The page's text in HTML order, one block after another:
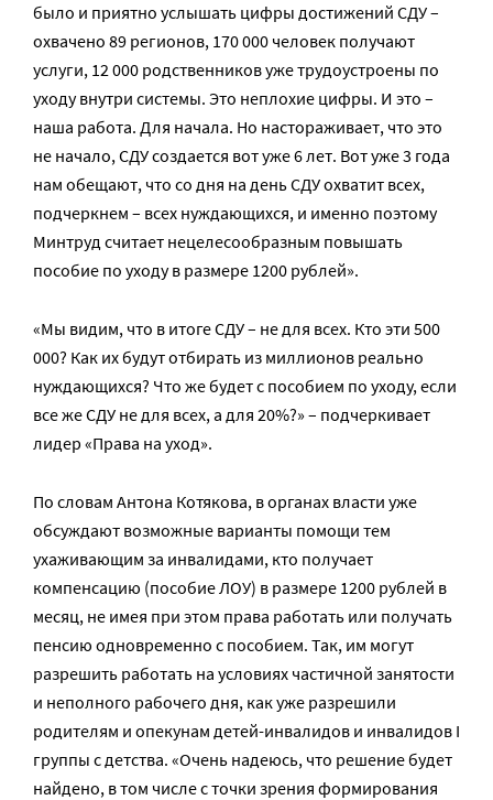
было и приятно услышать цифры достижений СДУ –
охвачено 89 регионов, 170 000 человек получают
услуги, 12 000 родственников уже трудоустроены по
уходу внутри системы. Это неплохие цифры. И это –
наша работа. Для начала. Но настораживает, что это
не начало, СДУ создается вот уже 6 лет. Вот уже 3 года
нам обещают, что со дня на день СДУ охватит всех,
подчеркнем – всех нуждающихся, и именно поэтому
Минтруд считает нецелесообразным повышать
пособие по уходу в размере 1200 рублей».
«Мы видим, что в итоге СДУ – не для всех. Кто эти 500
000? Как их будут отбирать из миллионов реально
нуждающихся? Что же будет с пособием по уходу, если
все же СДУ не для всех, а для 20%?» – подчеркивает
лидер «Права на уход».
По словам Антона Котякова, в органах власти уже
обсуждают возможные варианты помощи тем
ухаживающим за инвалидами, кто получает
компенсацию (пособие ЛОУ) в размере 1200 рублей в
месяц, не имея при этом права работать или получать
пенсию одновременно с пособием. Так, им могут
разрешить работать на условиях частичной занятости
и неполного рабочего дня, как уже разрешили
родителям и опекунам детей-инвалидов и инвалидов I
группы с детства. «Очень надеюсь, что решение будет
найдено, в том числе с точки зрения формирования